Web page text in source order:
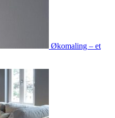
Økomaling – et